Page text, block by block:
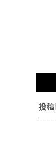
投